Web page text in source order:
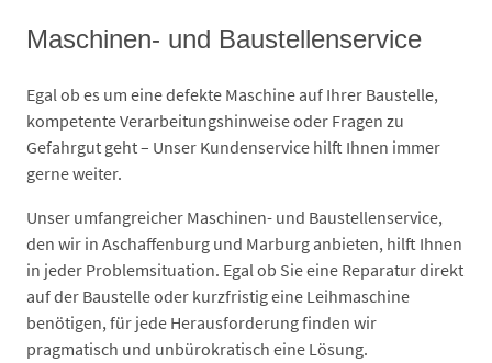
Maschinen- und Baustellenservice
Egal ob es um eine defekte Maschine auf Ihrer Baustelle,
kompetente Verarbeitungshinweise oder Fragen zu
Gefahrgut geht – Unser Kundenservice hilft Ihnen immer
gerne weiter.
Unser umfangreicher Maschinen- und Baustellenservice,
den wir in Aschaffenburg und Marburg anbieten, hilft Ihnen
in jeder Problemsituation. Egal ob Sie eine Reparatur direkt
auf der Baustelle oder kurzfristig eine Leihmaschine
benötigen, für jede Herausforderung finden wir
pragmatisch und unbürokratisch eine Lösung.